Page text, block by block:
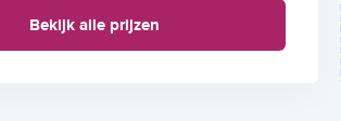
Bekijk alle prijzen